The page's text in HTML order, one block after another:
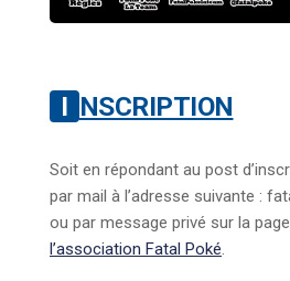
INSCRIPTION
Soit en répondant au post
par mail à l’adresse suivante :
ou par message privé sur la page
l’association Fatal Poké.